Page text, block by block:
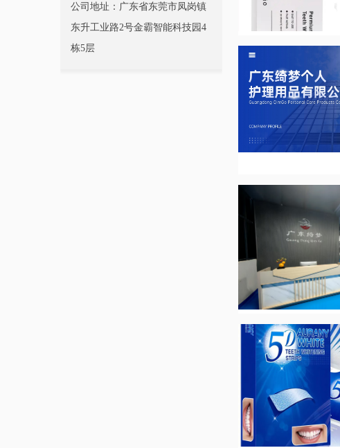
公司地址：广东省东莞市凤岗镇
东升工业路2号金霸智能科技园4
栋5层